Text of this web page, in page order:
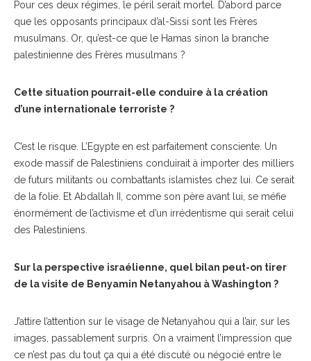
Pour ces deux régimes, le péril serait mortel. D’abord parce
que les opposants principaux d’al-Sissi sont les Frères
musulmans. Or, qu’est-ce que le Hamas sinon la branche
palestinienne des Frères musulmans ?
Cette situation pourrait-elle conduire à la création
d’une internationale terroriste ?
C’est le risque. L’Egypte en est parfaitement consciente. Un
exode massif de Palestiniens conduirait à importer des milliers
de futurs militants ou combattants islamistes chez lui. Ce serait
de la folie. Et Abdallah II, comme son père avant lui, se méfie
énormément de l’activisme et d’un irrédentisme qui serait celui
des Palestiniens.
Sur la perspective israélienne, quel bilan peut-on tirer
de la visite de Benyamin Netanyahou à Washington ?
J’attire l’attention sur le visage de Netanyahou qui a l’air, sur les
images, passablement surpris. On a vraiment l’impression que
ce n’est pas du tout ça qui a été discuté ou négocié entre le